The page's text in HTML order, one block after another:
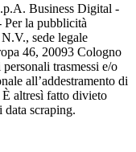
Business Digital -
la pubblicità
sede legale
46, 20093 Cologno
trasmessi e/o
all’addestramento di
altresì fatto divieto
data scraping.